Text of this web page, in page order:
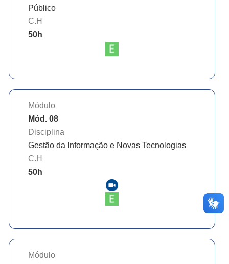
Público
C.H
50h
Módulo
Mód. 08
Disciplina
Gestão da Informação e Novas Tecnologias
C.H
50h
Módulo